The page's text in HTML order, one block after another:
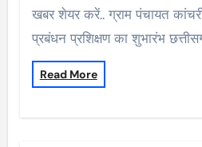
खबर शेयर करें.. ग्राम पंचायत कांचरी में सब्जी खेती एवं नर्सरी
प्रबंधन प्रशिक्षण का शुभारंभ
Read More